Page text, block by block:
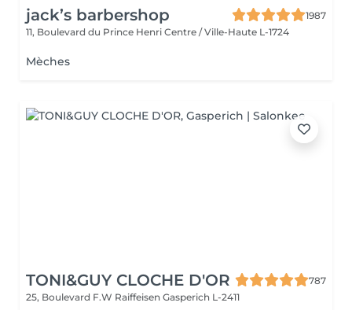
jack’s barbershop
1987
11, Boulevard du Prince Henri Centre / Ville-Haute L-1724
Mèches
TONI&GUY CLOCHE D'OR
787
25, Boulevard F.W Raiffeisen Gasperich L-2411